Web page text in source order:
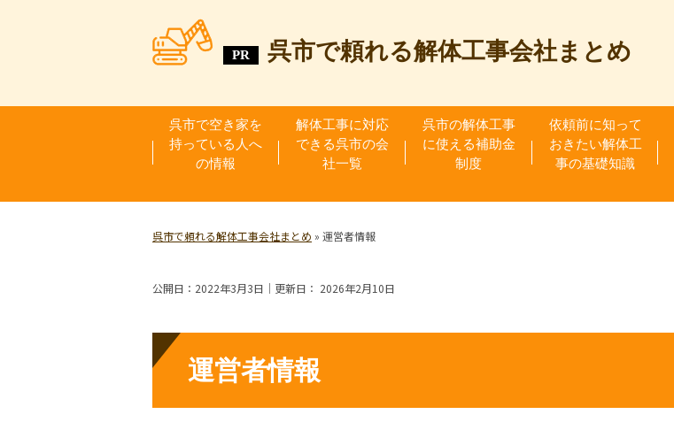
呉市で頼れる解体工事会社まとめ
呉市で空き家を
持っている人へ
の情報
解体工事に対応
できる呉市の会
社一覧
呉市の解体工事
に使える補助金
制度
依頼前に知って
おきたい解体工
事の基礎知識
呉市で頼れる解体工事会社まとめ » 運営者情報
公開日： 2022年3月3日 ｜更新日： 2026年2月10日
運営者情報